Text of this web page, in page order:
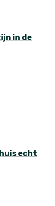
in de
echt